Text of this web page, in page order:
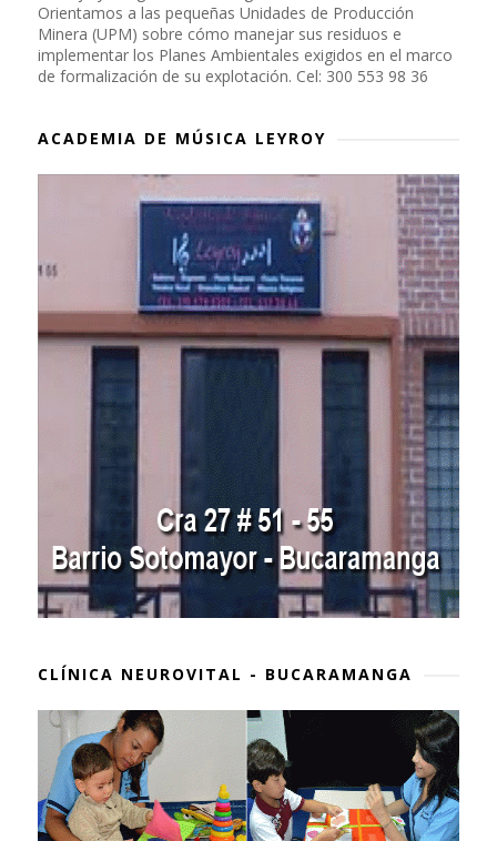
Orientamos a las pequeñas Unidades de Producción
Minera (UPM) sobre cómo manejar sus residuos e
implementar los Planes Ambientales exigidos en el marco
de formalización de su explotación. Cel: 300 553 98 36
ACADEMIA DE MÚSICA LEYROY
CLÍNICA NEUROVITAL - BUCARAMANGA